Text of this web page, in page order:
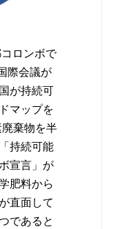
ロンボで
際会議が
が持続可
マップを
棄物を半
持続可能
宣言」が
肥料から
直面して
であると